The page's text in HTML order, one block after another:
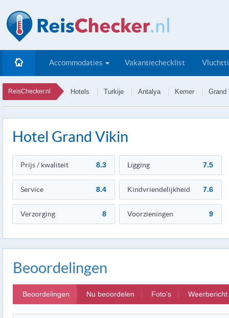
Accommodaties Vakantiechecklist
ReisChecker.nl Hotels Turkije Antalya Kemer Grand
Hotel Grand Vikin
Prijs / kwaliteit 8.3 Ligging 7.5
Service 8.4 Kindvriendelijkheid 7.6
Verzorging 8 Voorzieningen 9
Beoordelingen
Beoordelingen Nu beoordelen Foto's Weerbericht